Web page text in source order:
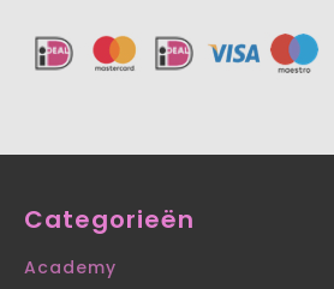
Categorieën
Academy